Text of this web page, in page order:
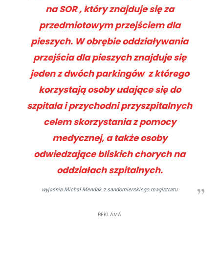
na SOR , który znajduje się za
przedmiotowym przejściem dla
pieszych. W obrębie oddziaływania
przejścia dla pieszych znajduje się
jeden z dwóch parkingów z którego
korzystają osoby udające się do
szpitala i przychodni przyszpitalnych
celem skorzystania z pomocy
medycznej, a także osoby
odwiedzające bliskich chorych na
oddziałach szpitalnych.
wyjaśnia Michał Mendak z sandomierskiego magistratu
REKLAMA